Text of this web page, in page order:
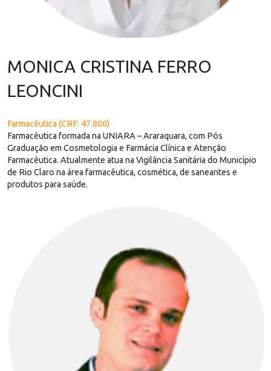
MONICA CRISTINA FERRO
LEONCINI
Farmacêutica (CRF: 47.800)
Farmacêutica formada na UNIARA – Araraquara, com Pós
Graduação em Cosmetologia e Farmácia Clínica e Atenção
Farmacêutica. Atualmente atua na Vigilância Sanitária do Município
de Rio Claro na área farmacêutica, cosmética, de saneantes e
produtos para saúde.